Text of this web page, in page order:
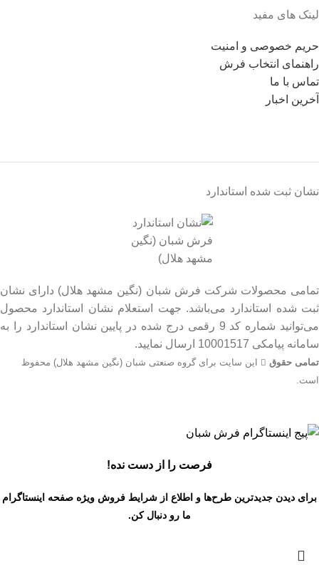
لینک های مفید
حریم خصوصی و امنیت
راهنمای انتخاب فرش
تماس با ما
آخرین اخبار
نشان ثبت شده استاندارد
تمامی محصولات شرکت فرش شبان (نگین مشهد هلال) دارای نشان
ثبت شده استاندارد می‌باشد. جهت استعلام نشان استاندارد محصول
می‌توانید شماره کد 9 رقمی درج شده در پایین نشان استاندارد را به
سامانه پیامکی 10001517 ارسال نمایید.
تمامی حقوق
این سایت برای گروه صنعتی شبان (نگین مشهد هلال) محفوظ
است.
فرصت را از دست نده!
برای دیدن جدیدترین طرح‌ها و اطلاع از شرایط فروش ویژه صفحه اینستاگرام
ما رو دنبال کن.